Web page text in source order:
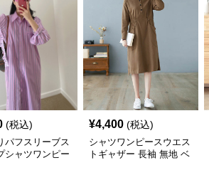
(税込)
パフスリーブス
シャツワンピー
¥4,400 (税込)
シャツワンピースウエス
トギャザー 長袖 無地 ベ